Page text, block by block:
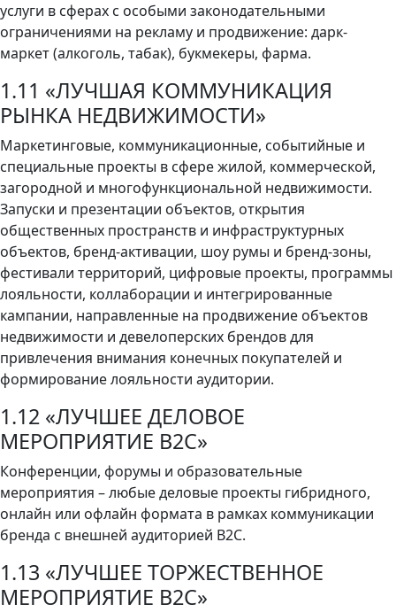
услуги в сферах с особыми законодательными
ограничениями на рекламу и продвижение: дарк-
маркет (алкоголь, табак), букмекеры, фарма.
1.11 «ЛУЧШАЯ КОММУНИКАЦИЯ
РЫНКА НЕДВИЖИМОСТИ»
Маркетинговые, коммуникационные, событийные и
специальные проекты в сфере жилой, коммерческой,
загородной и многофункциональной недвижимости.
Запуски и презентации объектов, открытия
общественных пространств и инфраструктурных
объектов, бренд-активации, шоу румы и бренд-зоны,
фестивали территорий, цифровые проекты, программы
лояльности, коллаборации и интегрированные
кампании, направленные на продвижение объектов
недвижимости и девелоперских брендов для
привлечения внимания конечных покупателей и
формирование лояльности аудитории.
1.12 «ЛУЧШЕЕ ДЕЛОВОЕ
МЕРОПРИЯТИЕ B2C»
Конференции, форумы и образовательные
мероприятия – любые деловые проекты гибридного,
онлайн или офлайн формата в рамках коммуникации
бренда с внешней аудиторией B2C.
1.13 «ЛУЧШЕЕ ТОРЖЕСТВЕННОЕ
МЕРОПРИЯТИЕ B2C»